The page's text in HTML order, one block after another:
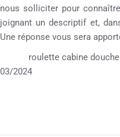
nous solliciter pour
joignant un descriptif et,
Une réponse vous sera
roulette cabine douche –
03/2024